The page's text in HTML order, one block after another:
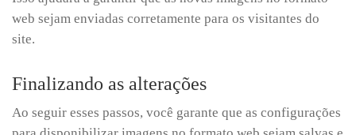
web sejam enviadas corretamente para os visitantes do
site.
Finalizando as alterações
Ao seguir esses passos, você garante que as configurações